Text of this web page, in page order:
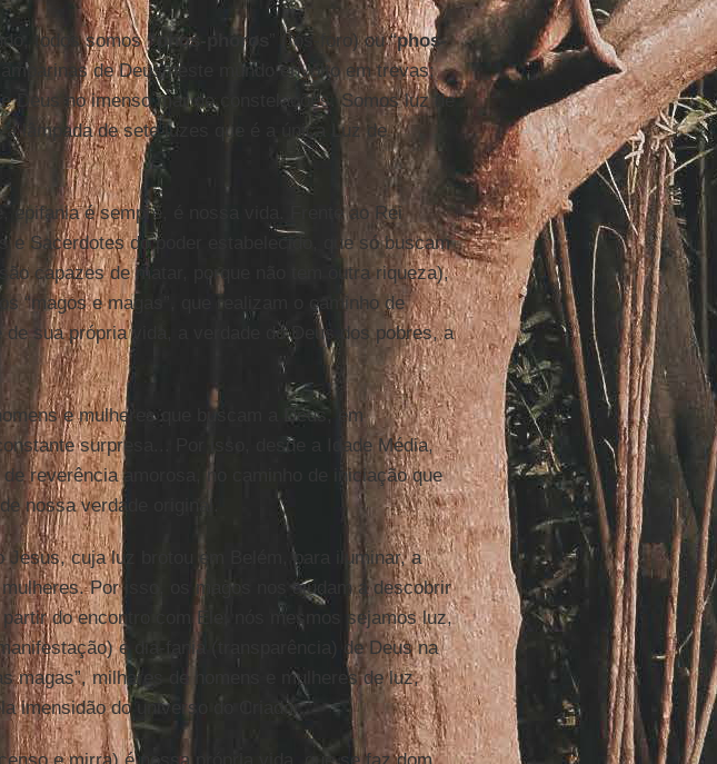
todos somos“phos-phoros ” (fós-foro) ou “phos-
de Deus neste mundo envolto em trevas;
Deus no imenso mar de constelações. Somos luz de
lâmpada de sete luzes que é a única Luz de
epifania é sempre, é nossa vida. Frente ao Rei
e Sacerdotes do poder estabelecido, que só buscam
capazes de matar, porque não tem outra riqueza),
“magos e magas”, que realizam o caminho de
sua própria vida, a verdade do Deus dos pobres, a
e mulheres que buscam a Deus, em
surpresa... Por isso, desde a Idade Média,
de reverência amorosa, no caminho de iniciação que
nossa verdade original.
Jesus, cuja luz brotou em Belém, para iluminar, a
Por isso, os magos nos ajudam a descobrir
do encontro com Ele, nós mesmos sejamos luz,
e dia-fania (transparência) de Deus na
magas”, milhares de homens e mulheres de luz,
imensidão do universo do Criador.